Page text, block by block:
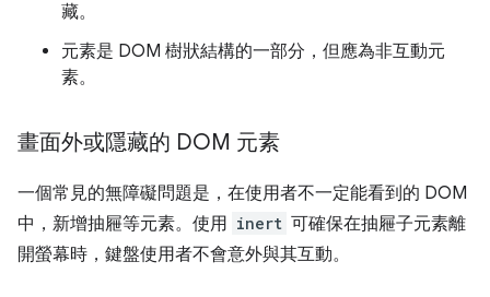
藏。
元素是 DOM 樹狀結構的一部分，但應為非互動元
素。
畫面外或隱藏的 DOM 元素
一個常見的無障礙問題是，在使用者不一定能看到的 DOM
中，新增抽屜等元素。使用 inert 可確保在抽屜子元素離
開螢幕時，鍵盤使用者不會意外與其互動。